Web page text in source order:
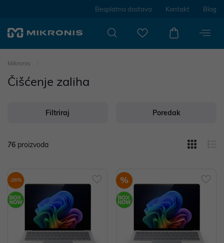
Besplatna dostava Kontakt Blog
Mikronis
Čišćenje zaliha
Filtriraj Poredak
76 proizvoda
-26% %